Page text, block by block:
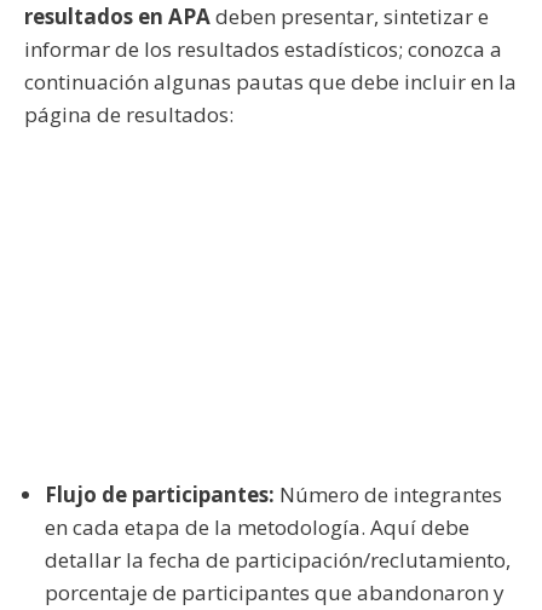
resultados en APAdeben presentar, sintetizar e
informar de los resultados estadísticos; conozca a
continuación algunas pautas que debe incluir en la
página de resultados:
Flujo de participantes: Número de integrantes
en cada etapa de la metodología. Aquí debe
detallar la fecha de participación/reclutamiento,
porcentaje de participantes que abandonaron y